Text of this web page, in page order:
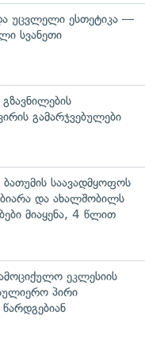
უცვლელი ესთეტიკა —
სვანეთი
გამარჯვებულები
საავადმყოფოს
და ახალშობილს
მიაყენა, 4 წლით
ეკლესიის
პირი